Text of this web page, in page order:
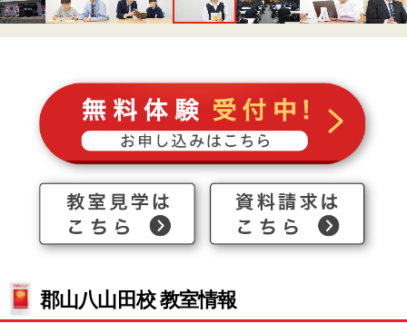
郡山八山田校 教室情報